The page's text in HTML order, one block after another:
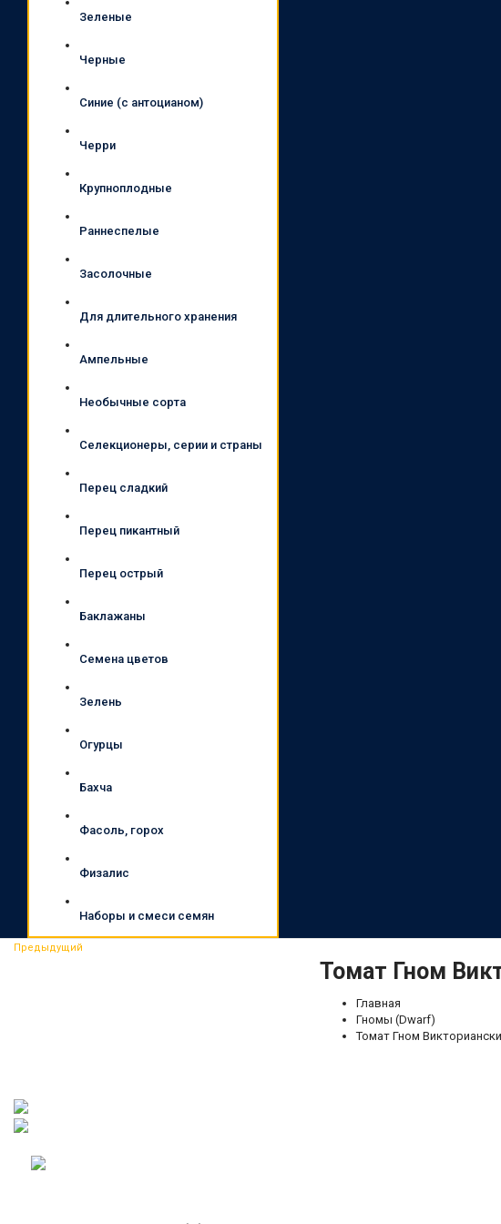
Зеленые
Черные
Синие (с антоцианом)
Черри
Крупноплодные
Раннеспелые
Засолочные
Для длительного хранения
Ампельные
Необычные сорта
Селекционеры, серии и страны
Перец сладкий
Перец пикантный
Перец острый
Баклажаны
Семена цветов
Зелень
Огурцы
Бахча
Фасоль, горох
Физалис
Наборы и смеси семян
Предыдущий
Томат Гном
Главная
Гномы (Dwarf)
Томат Гном